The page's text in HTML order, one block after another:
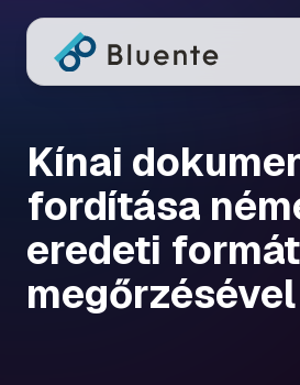
Kínai
fordítása
eredeti
megőrzésével